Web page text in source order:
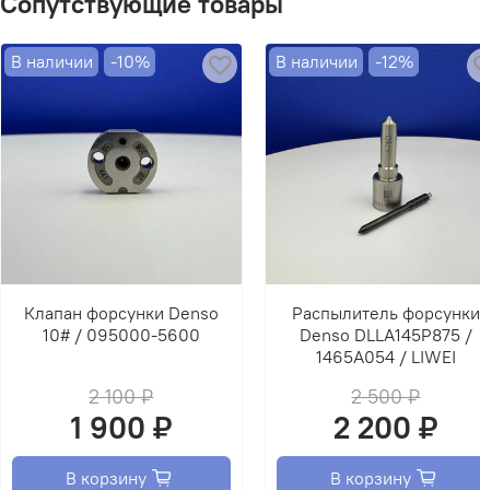
В наличии -10%
Клапан форсунки Denso
10# / 095000-5600
2 100 ₽
1 900 ₽
В корзину
В наличии -12%
Распылитель форсунки
Denso DLLA145P875 /
1465A054 / LIWEI
2 500 ₽
2 200 ₽
В корзину